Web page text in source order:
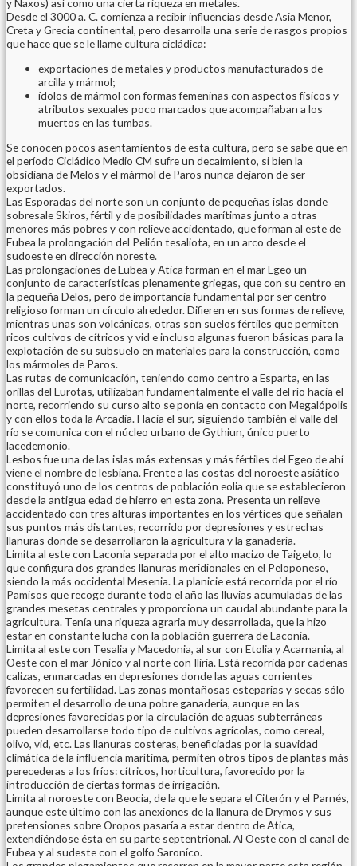
y Naxos) así como una cierta riqueza en metales.
Desde el 3000 a. C. comienza a recibir influencias desde Asia Menor,
Creta y Grecia continental, pero desarrolla una serie de rasgos propios
que hace que se le llame cultura cicládica:
exportaciones de metales y productos manufacturados de
arcilla y mármol;
ídolos de mármol con formas femeninas con aspectos físicos y
atributos sexuales poco marcados que acompañaban a los
muertos en las tumbas.
Se conocen pocos asentamientos de esta cultura, pero se sabe que en
el período Cicládico Medio CM sufre un decaimiento, si bien la
obsidiana de Melos y el mármol de Paros nunca dejaron de ser
exportados.
Las Esporadas del norte son un conjunto de pequeñas islas donde
sobresale Skiros, fértil y de posibilidades marítimas junto a otras
menores más pobres y con relieve accidentado, que forman al este de
Eubea la prolongación del Pelión tesaliota, en un arco desde el
sudoeste en dirección noreste.
Las prolongaciones de Eubea y Atica forman en el mar Egeo un
conjunto de características plenamente griegas, que con su centro en
la pequeña Delos, pero de importancia fundamental por ser centro
religioso forman un círculo alrededor. Difieren en sus formas de relieve,
mientras unas son volcánicas, otras son suelos fértiles que permiten
ricos cultivos de cítricos y vid e incluso algunas fueron básicas para la
explotación de su subsuelo en materiales para la construcción, como
los mármoles de Paros.
Las rutas de comunicación, teniendo como centro a Esparta, en las
orillas del Eurotas, utilizaban fundamentalmente el valle del río hacia el
norte, recorriendo su curso alto se ponía en contacto con Megalópolis
y con ellos toda la Arcadia. Hacia el sur, siguiendo también el valle del
río se comunica con el núcleo urbano de Gythiun, único puerto
lacedemonio.
Lesbos fue una de las islas más extensas y más fértiles del Egeo de ahí
viene el nombre de lesbiana. Frente a las costas del noroeste asiático
constituyó uno de los centros de población eolia que se establecieron
desde la antigua edad de hierro en esta zona. Presenta un relieve
accidentado con tres alturas importantes en los vértices que señalan
sus puntos más distantes, recorrido por depresiones y estrechas
llanuras donde se desarrollaron la agricultura y la ganadería.
Limita al este con Laconia separada por el alto macizo de Taigeto, lo
que configura dos grandes llanuras meridionales en el Peloponeso,
siendo la más occidental Mesenia. La planicie está recorrida por el río
Pamisos que recoge durante todo el año las lluvias acumuladas de las
grandes mesetas centrales y proporciona un caudal abundante para la
agricultura. Tenía una riqueza agraria muy desarrollada, que la hizo
estar en constante lucha con la población guerrera de Laconia.
Limita al este con Tesalia y Macedonia, al sur con Etolia y Acarnania, al
Oeste con el mar Jónico y al norte con Iliria. Está recorrida por cadenas
calizas, enmarcadas en depresiones donde las aguas corrientes
favorecen su fertilidad. Las zonas montañosas esteparias y secas sólo
permiten el desarrollo de una pobre ganadería, aunque en las
depresiones favorecidas por la circulación de aguas subterráneas
pueden desarrollarse todo tipo de cultivos agrícolas, como cereal,
olivo, vid, etc. Las llanuras costeras, beneficiadas por la suavidad
climática de la influencia marítima, permiten otros tipos de plantas más
perecederas a los fríos: cítricos, horticultura, favorecido por la
introducción de ciertas formas de irrigación.
Limita al noroeste con Beocia, de la que le separa el Citerón y el Parnés,
aunque este último con las anexiones de la llanura de Drymos y sus
pretensiones sobre Oropos pasaría a estar dentro de Atica,
extendiéndose ésta en su parte septentrional. Al Oeste con el canal de
Eubea y al sudeste con el golfo Saroníco.